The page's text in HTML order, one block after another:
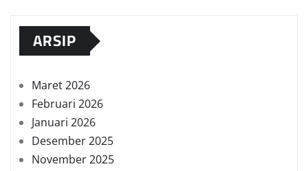
ARSIP
Maret 2026
Februari 2026
Januari 2026
Desember 2025
November 2025